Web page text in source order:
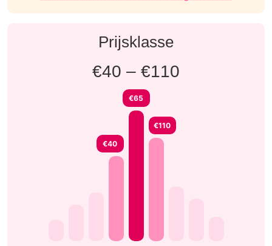
Prijsklasse
€40 – €110
€40
€65
€110